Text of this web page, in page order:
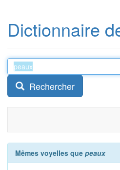
Dictionnaire
Rechercher
Mêmes voyelles que peaux